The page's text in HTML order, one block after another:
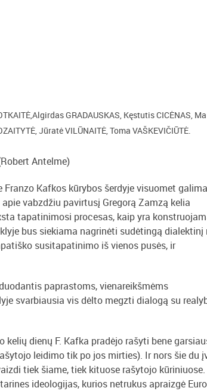
GRADAUSKAS, Kęstutis CICĖNAS,
Jūratė VILŪNAITĖ, Toma VAŠKEVIČIŪTĖ.
Antelme)
Kafkos kūrybos šerdyje visuomet galima
vabzdžiu pavirtusį Gregorą Zamzą kelia
tapatinimosi procesas, kaip yra
bus siekiama nagrinėti sudėtingą dialektinį
susitapatinimo iš vienos pusės, ir
paprastoms, vienareikšmėms
svarbiausia vis dėlto megzti dialogą su
dienų F. Kafka pradėjo rašyti bene
leidimo tik po jos mirties). Ir nors šie du
tiek šiame, tiek kituose rašytojo kūriniuose.
ideologijas, kurios netrukus apraizgė